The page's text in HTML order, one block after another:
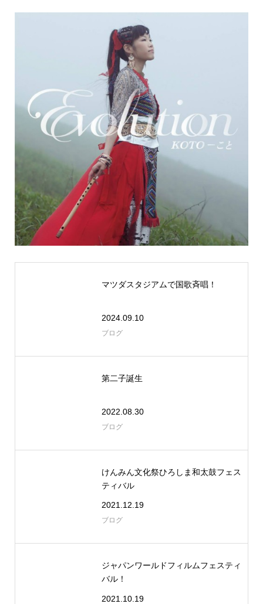
マツダスタジアムで国歌斉唱！
2024.09.10
ブログ
第二子誕生
2022.08.30
ブログ
けんみん文化祭ひろしま和太鼓フェス
ティバル
2021.12.19
ブログ
ジャパンワールドフィルムフェスティ
バル！
2021.10.19